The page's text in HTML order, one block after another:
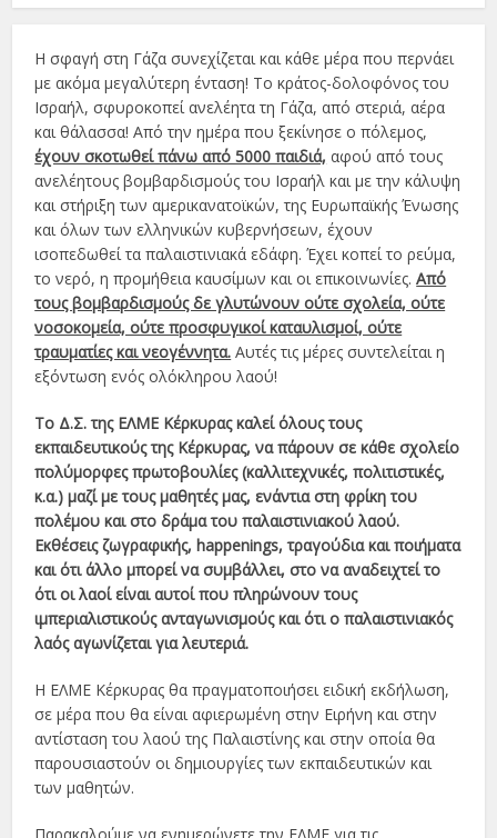
Η σφαγή στη Γάζα συνεχίζεται και κάθε μέρα που περνάει
με ακόμα μεγαλύτερη ένταση! Το κράτος-δολοφόνος του
Ισραήλ, σφυροκοπεί ανελέητα τη Γάζα, από στεριά, αέρα
και θάλασσα! Από την ημέρα που ξεκίνησε ο πόλεμος,
έχουν σκοτωθεί πάνω από 5000 παιδιά, αφού από τους
ανελέητους βομβαρδισμούς του Ισραήλ και με την κάλυψη
και στήριξη των αμερικανατοϊκών, της Ευρωπαϊκής Ένωσης
και όλων των ελληνικών κυβερνήσεων, έχουν
ισοπεδωθεί τα παλαιστινιακά εδάφη. Έχει κοπεί το ρεύμα,
το νερό, η προμήθεια καυσίμων και οι επικοινωνίες.Από
τους βομβαρδισμούς δε γλυτώνουν ούτε σχολεία, ούτε
νοσοκομεία, ούτε προσφυγικοί καταυλισμοί, ούτε
τραυματίες και νεογέννητα. Αυτές τις μέρες συντελείται η
εξόντωση ενός ολόκληρου λαού!
Το Δ.Σ. της ΕΛΜΕ Κέρκυρας καλεί όλους τους
εκπαιδευτικούς της Κέρκυρας, να πάρουν σε κάθε σχολείο
πολύμορφες πρωτοβουλίες (καλλιτεχνικές, πολιτιστικές,
κ.α.) μαζί με τους μαθητές μας, ενάντια στη φρίκη του
πολέμου και στο δράμα του παλαιστινιακού λαού.
Εκθέσεις ζωγραφικής, happenings, τραγούδια και ποιήματα
και ότι άλλο μπορεί να συμβάλλει, στο να αναδειχτεί το
ότι οι λαοί είναι αυτοί που πληρώνουν τους
ιμπεριαλιστικούς ανταγωνισμούς και ότι ο παλαιστινιακός
λαός αγωνίζεται για λευτεριά.
Η ΕΛΜΕ Κέρκυρας θα πραγματοποιήσει ειδική εκδήλωση,
σε μέρα που θα είναι αφιερωμένη στην Ειρήνη και στην
αντίσταση του λαού της Παλαιστίνης και στην οποία θα
παρουσιαστούν οι δημιουργίες των εκπαιδευτικών και
των μαθητών.